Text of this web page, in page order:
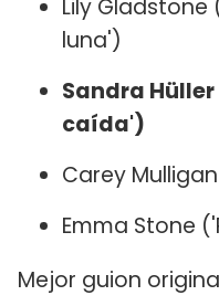
Lily Gladstone
luna')
Sandra
caída')
Carey
Emma Stone
Mejor guion